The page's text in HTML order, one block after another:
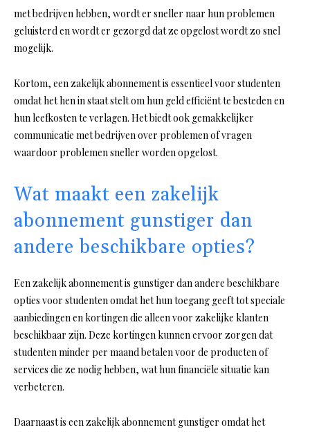
met bedrijven hebben, wordt er sneller naar hun problemen
geluisterd en wordt er gezorgd dat ze opgelost wordt zo snel
mogelijk.
Kortom, een zakelijk abonnement is essentieel voor studenten
omdat het hen in staat stelt om hun geld efficiënt te besteden en
hun leefkosten te verlagen. Het biedt ook gemakkelijker
communicatie met bedrijven over problemen of vragen
waardoor problemen sneller worden opgelost.
Wat maakt een zakelijk
abonnement gunstiger dan
andere beschikbare opties?
Een zakelijk abonnement is gunstiger dan andere beschikbare
opties voor studenten omdat het hun toegang geeft tot speciale
aanbiedingen en kortingen die alleen voor zakelijke klanten
beschikbaar zijn. Deze kortingen kunnen ervoor zorgen dat
studenten minder per maand betalen voor de producten of
services die ze nodig hebben, wat hun financiële situatie kan
verbeteren.
Daarnaast is een zakelijk abonnement gunstiger omdat het